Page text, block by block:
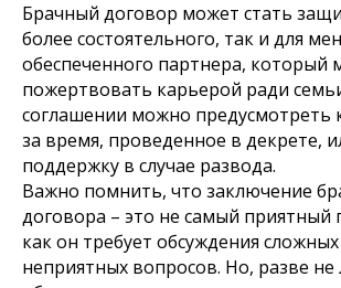
Брачный договор может стать
более состоятельного, так и для
обеспеченного партнера, который
пожертвовать карьерой ради
соглашении можно предусмотреть
за время, проведенное в декрете,
поддержку в случае развода.
Важно помнить, что заключение
договора – это не самый приятный
как он требует обсуждения
неприятных вопросов. Но, разве не